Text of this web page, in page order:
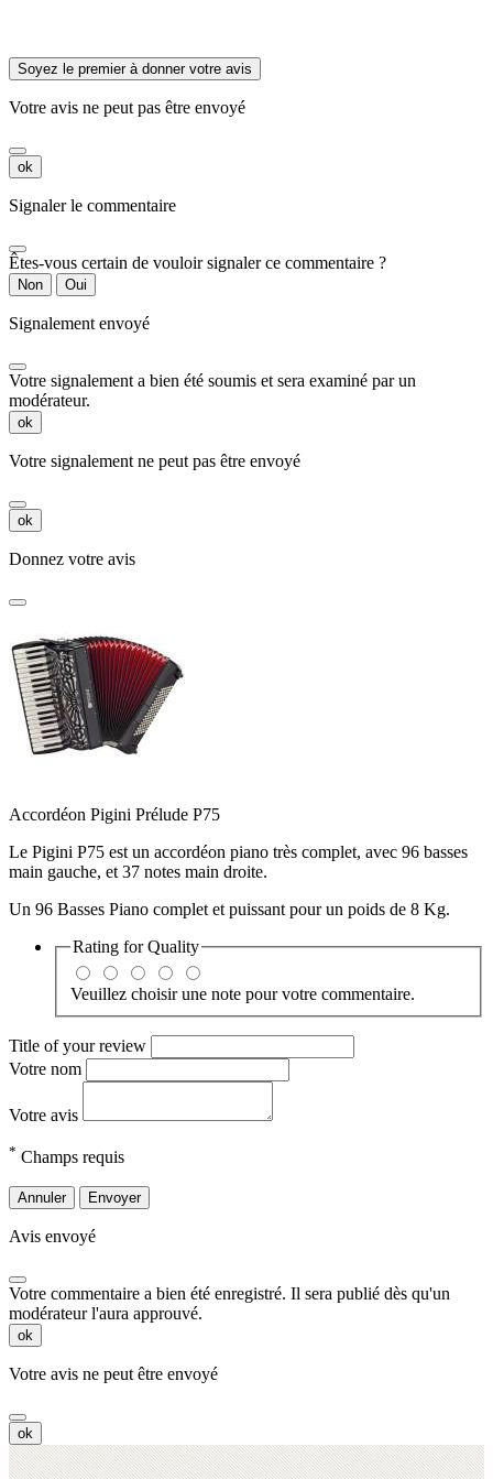
Soyez le premier à donner votre avis
Votre avis ne peut pas être envoyé
ok
Signaler le commentaire
Êtes-vous certain de vouloir signaler ce commentaire ?
Non Oui
Signalement envoyé
Votre signalement a bien été soumis et sera examiné par un
modérateur.
ok
Votre signalement ne peut pas être envoyé
ok
Donnez votre avis
Accordéon Pigini Prélude P75
Le Pigini P75 est un accordéon piano très complet, avec 96 basses
main gauche, et 37 notes main droite.
Un 96 Basses Piano complet et puissant pour un poids de 8 Kg.
Rating forQuality
Veuillez choisir une note pour votre commentaire.
Title of your review
Votre nom
Votre avis
* Champs requis
Annuler Envoyer
Avis envoyé
Votre commentaire a bien été enregistré. Il sera publié dès qu'un
modérateur l'aura approuvé.
ok
Votre avis ne peut être envoyé
ok